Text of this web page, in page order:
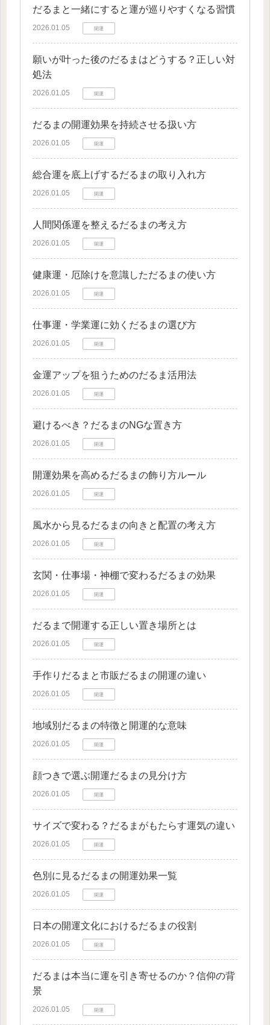
だるまと一緒にすると運が巡りやすくなる習慣
2026.01.05 開運
願いが叶った後のだるまはどうする？正しい対
処法
2026.01.05 開運
だるまの開運効果を持続させる扱い方
2026.01.05 開運
総合運を底上げするだるまの取り入れ方
2026.01.05 開運
人間関係運を整えるだるまの考え方
2026.01.05 開運
健康運・厄除けを意識しただるまの使い方
2026.01.05 開運
仕事運・学業運に効くだるまの選び方
2026.01.05 開運
金運アップを狙うためのだるま活用法
2026.01.05 開運
避けるべき？だるまのNGな置き方
2026.01.05 開運
開運効果を高めるだるまの飾り方ルール
2026.01.05 開運
風水から見るだるまの向きと配置の考え方
2026.01.05 開運
玄関・仕事場・神棚で変わるだるまの効果
2026.01.05 開運
だるまで開運する正しい置き場所とは
2026.01.05 開運
手作りだるまと市販だるまの開運の違い
2026.01.05 開運
地域別だるまの特徴と開運的な意味
2026.01.05 開運
顔つきで選ぶ開運だるまの見分け方
2026.01.05 開運
サイズで変わる？だるまがもたらす運気の違い
2026.01.05 開運
色別に見るだるまの開運効果一覧
2026.01.05 開運
日本の開運文化におけるだるまの役割
2026.01.05 開運
だるまは本当に運を引き寄せるのか？信仰の背
景
2026.01.05 開運